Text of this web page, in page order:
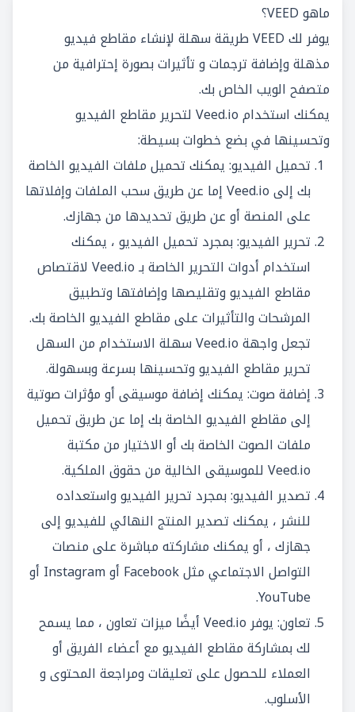
ماهو VEED؟
يوفر لك VEED طريقة سهلة لإنشاء مقاطع فيديو
مذهلة وإضافة ترجمات و تأثيرات بصورة إحترافية من
متصفح الويب الخاص بك.
يمكنك استخدام Veed.io لتحرير مقاطع الفيديو
وتحسينها في بضع خطوات بسيطة:
تحميل الفيديو: يمكنك تحميل ملفات الفيديو الخاصة
بك إلى Veed.io إما عن طريق سحب الملفات وإفلاتها
على المنصة أو عن طريق تحديدها من جهازك.
تحرير الفيديو: بمجرد تحميل الفيديو ، يمكنك
استخدام أدوات التحرير الخاصة بـ Veed.io لاقتصاص
مقاطع الفيديو وتقليصها وإضافتها وتطبيق
المرشحات والتأثيرات على مقاطع الفيديو الخاصة بك.
تجعل واجهة Veed.io سهلة الاستخدام من السهل
تحرير مقاطع الفيديو وتحسينها بسرعة وبسهولة.
إضافة صوت: يمكنك إضافة موسيقى أو مؤثرات صوتية
إلى مقاطع الفيديو الخاصة بك إما عن طريق تحميل
ملفات الصوت الخاصة بك أو الاختيار من مكتبة
Veed.io للموسيقى الخالية من حقوق الملكية.
تصدير الفيديو: بمجرد تحرير الفيديو واستعداده
للنشر ، يمكنك تصدير المنتج النهائي للفيديو إلى
جهازك ، أو يمكنك مشاركته مباشرة على منصات
التواصل الاجتماعي مثل Facebook أو Instagram أو
YouTube.
تعاون: يوفر Veed.io أيضًا ميزات تعاون ، مما يسمح
لك بمشاركة مقاطع الفيديو مع أعضاء الفريق أو
العملاء للحصول على تعليقات ومراجعة المحتوى و
الأسلوب.